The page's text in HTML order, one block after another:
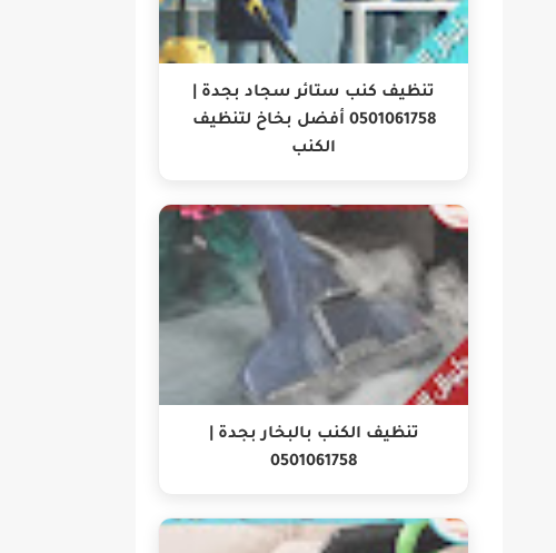
تنظيف كنب ستائر سجاد بجدة |
0501061758 أفضل بخاخ لتنظيف
الكنب
تنظيف الكنب بالبخار بجدة |
0501061758